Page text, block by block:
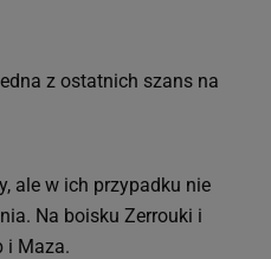
z ostatnich szans na
ale w ich przypadku nie
Na boisku Zerrouki i
i Maza.